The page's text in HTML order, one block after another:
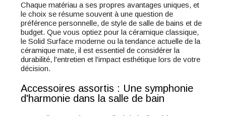
Chaque matériau a ses propres avantages uniques, et
le choix se résume souvent à une question de
préférence personnelle, de style de salle de bains et de
budget. Que vous optiez pour la céramique classique,
le Solid Surface moderne ou la tendance actuelle de la
céramique mate, il est essentiel de considérer la
durabilité, l'entretien et l'impact esthétique lors de votre
décision.
Accessoires assortis : Une symphonie
d'harmonie dans la salle de bain